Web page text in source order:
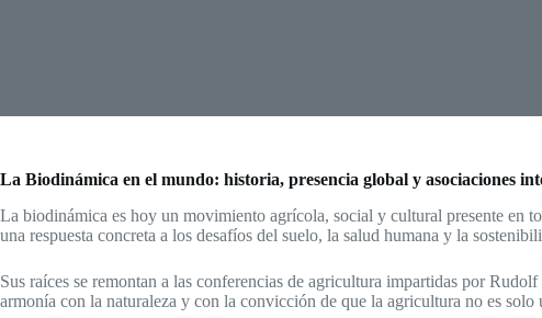
La Biodinámica en el mundo: historia, presencia global y asociaciones
La biodinámica es hoy un movimiento agrícola, social y cultural presente en
una respuesta concreta a los desafíos del suelo, la salud humana y la
Sus raíces se remontan a las conferencias de agricultura impartidas por
armonía con la naturaleza y con la convicción de que la agricultura no es